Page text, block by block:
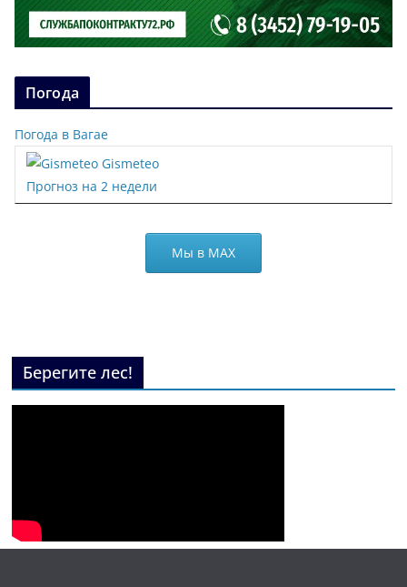
Погода
Погода в Вагае
Gismeteo
Прогноз на 2 недели
Мы в МАХ
Берегите лес!